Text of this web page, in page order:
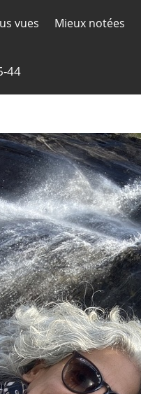
vues Mieux notées
44